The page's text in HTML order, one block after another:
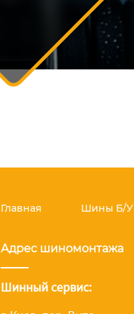
Главная Шины Б/У
Адрес шиномонтажа
Шинный сервис: